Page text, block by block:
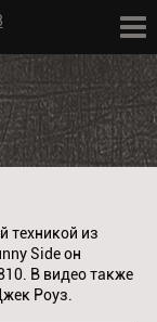
техникой из
Side он
В видео также
Роуз.